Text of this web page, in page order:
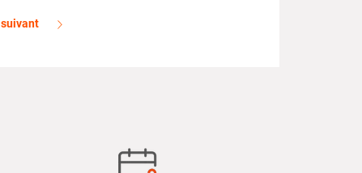
suivant